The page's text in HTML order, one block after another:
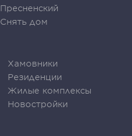
Пресненский
Снять дом
Хамовники
Резиденции
Жилые комплексы
Новостройки